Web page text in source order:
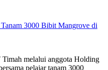
melalui anggota Holding
pelajar tanam 3000